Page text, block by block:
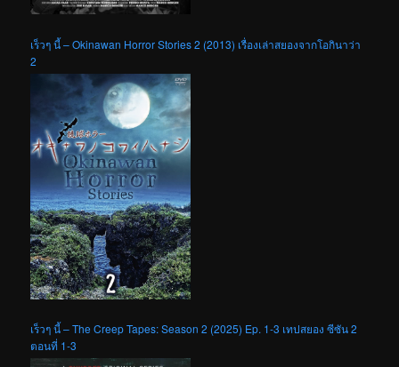
เร็วๆ นี้ – Okinawan Horror Stories 2 (2013) เรื่องเล่าสยองจากโอกินาว่า
2
เร็วๆ นี้ – The Creep Tapes: Season 2 (2025) Ep. 1-3 เทปสยอง ซีซัน 2
ตอนที่ 1-3